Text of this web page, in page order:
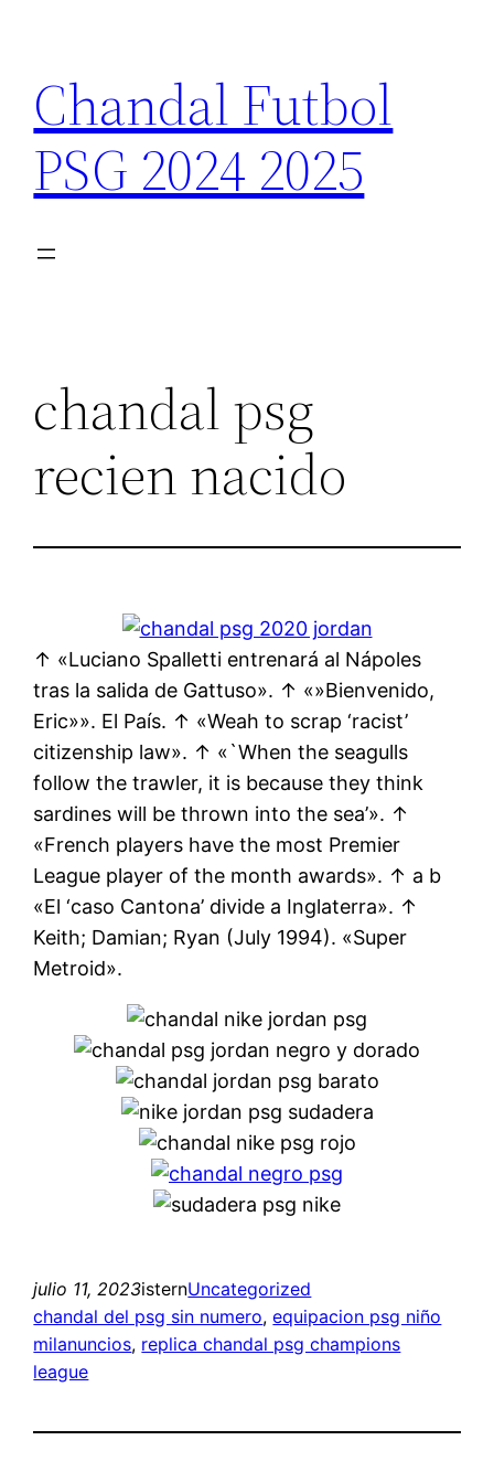
contenido
Chandal Futbol
PSG 2024 2025
chandal psg
recien nacido
↑ «Luciano Spalletti entrenará al Nápoles
tras la salida de Gattuso». ↑ «»Bienvenido,
Eric»». El País. ↑ «Weah to scrap ‘racist’
citizenship law». ↑ «`When the seagulls
follow the trawler, it is because they think
sardines will be thrown into the sea’». ↑
«French players have the most Premier
League player of the month awards». ↑ a b
«El ‘caso Cantona’ divide a Inglaterra». ↑
Keith; Damian; Ryan (July 1994). «Super
Metroid».
julio 11, 2023isternUncategorized
chandal del psg sin numero, equipacion psg niño
milanuncios, replica chandal psg champions
league